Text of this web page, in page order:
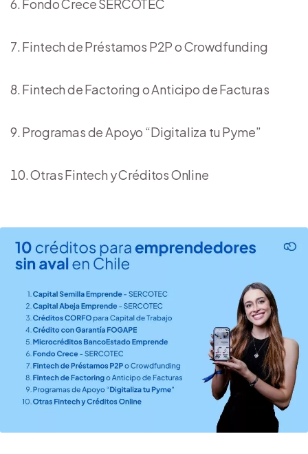
Fondo Crece SERCOTEC
Fintech de Préstamos P2P o Crowdfunding
Fintech de Factoring o Anticipo de Facturas
Programas de Apoyo “Digitaliza tu Pyme”
Otras Fintech y Créditos Online